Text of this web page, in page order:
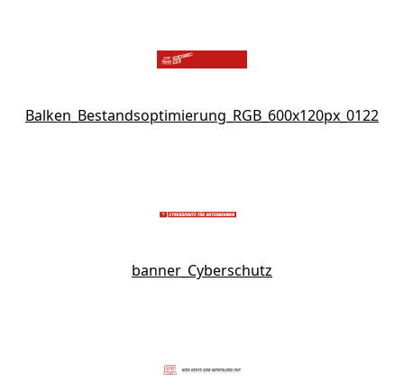
Balken_Bestandsoptimierung_RGB_600x120px_0122
banner_Cyberschutz